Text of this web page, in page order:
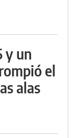
y un
el
alas